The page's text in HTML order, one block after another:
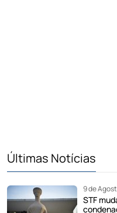
Últimas Notícias
9 de
STF